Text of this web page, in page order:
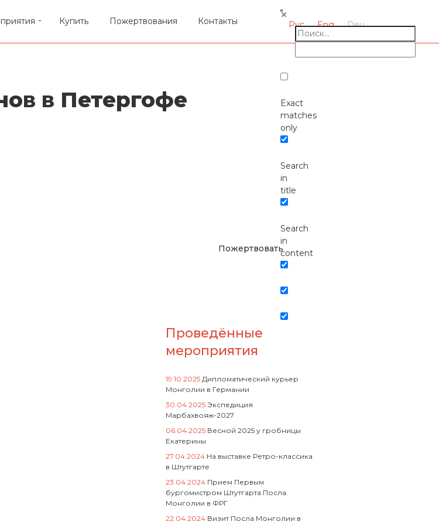
Купить Пожертвования Контакты
Exact
matches
only
Search
in
title
Search
in
content
Рус Eng Deu
в Петергофе
Окажите поддержку
русcким проектам в
Пожертвовать
Проведённые
мероприятия
19.10.2025 Дипломатический курьер
Монголии в Германии
30.04.2025 Экспедиция
Марбахвояж-2027
06.04.2025 Весной 2025 у гробницы
Екатерины
27.04.2024 На выставке Ретро-классика
в Штутгарте
23.04.2024 Прием Первым
бургомистром Штутгарта Посла
Монголии в ФРГ
22.04.2024 Визит Посла Монголии в